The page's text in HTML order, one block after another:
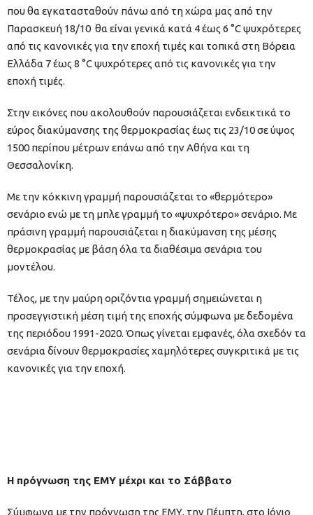
που θα εγκατασταθούν πάνω από τη χώρα μας από την
Παρασκευή 18/10 θα είναι γενικά κατά 4 έως 6 °C ψυχρότερες
από τις κανονικές για την εποχή τιμές και τοπικά στη Βόρεια
Ελλάδα 7 έως 8 °C ψυχρότερες από τις κανονικές για την
εποχή τιμές.
Στην εικόνες που ακολουθούν παρουσιάζεται ενδεικτικά το
εύρος διακύμανσης της θερμοκρασίας έως τις 23/10 σε ύψος
1500 περίπου μέτρων επάνω από την Αθήνα και τη
Θεσσαλονίκη.
Με την κόκκινη γραμμή παρουσιάζεται το «θερμότερο»
σενάριο ενώ με τη μπλε γραμμή το «ψυχρότερο» σενάριο. Με
πράσινη γραμμή παρουσιάζεται η διακύμανση της μέσης
θερμοκρασίας με βάση όλα τα διαθέσιμα σενάρια του
μοντέλου.
Τέλος, με την μαύρη οριζόντια γραμμή σημειώνεται η
προσεγγιστική μέση τιμή της εποχής σύμφωνα με δεδομένα
της περιόδου 1991-2020. Όπως γίνεται εμφανές, όλα σχεδόν τα
σενάρια δίνουν θερμοκρασίες χαμηλότερες συγκριτικά με τις
κανονικές για την εποχή.
Η πρόγνωση της ΕΜΥ μέχρι και το Σάββατο
Σύμφωνα με την πρόγνωση της ΕΜΥ, την Πέμπτη, στο Ιόνιο